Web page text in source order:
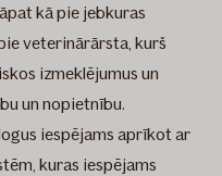
kā pie jebkuras
veterinārārsta, kurš
izmeklējumus un
un nopietnību.
iespējams aprīkot ar
kuras iespējams